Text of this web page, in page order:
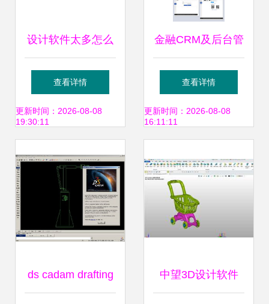
设计软件太多怎么
办？3年工作经验
帮你总结
查看详情
更新时间：2026-08-08
19:30:11
金融CRM及后台管
理软件UI规范与界
面设计指南
查看详情
更新时间：2026-08-08
16:11:11
ds cadam drafting 中望3D设计软件